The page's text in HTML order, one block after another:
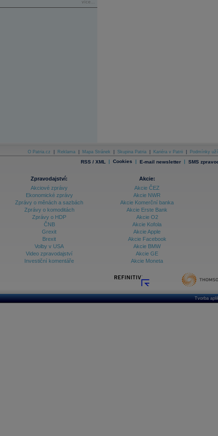
více...
O Patria.cz Reklama Mapa Stránek Skupina Patria Kariéra v Patrii Podmínky
RSS / XML | Cookies | E-mail newsletter | SMS
Zpravodajství:
Akciové zprávy
Ekonomické zprávy
Zprávy o měnách a sazbách
Zprávy o komoditách
Zprávy o HDP
ČNB
Grexit
Brexit
Volby v USA
Video zpravodajství
Investiční komentáře
Akcie:
Akcie ČEZ
Akcie NWR
Akcie Komerční banka
Akcie Erste Bank
Akcie O2
Akcie Kofola
Akcie Apple
Akcie Facebook
Akcie BMW
Akcie GE
Akcie Moneta
Tvorba